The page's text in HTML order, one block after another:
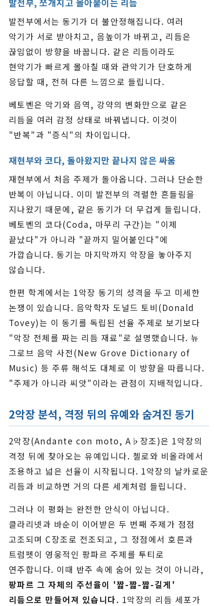
발전부에서는 동기가 더 불안정해집니다. 여러
악기가 서로 받아치고, 음높이가 바뀌고, 리듬은
끊임없이 방향을 바꿉니다. 같은 리듬이라도
현악기가 빠르게 몰아칠 때와 관악기가 단호하게
응답할 때, 전혀 다른 느낌으로 들립니다.
베토벤은 악기와 음역, 강약의 변화만으로 같은
리듬을 여러 감정 상태로 바꿔냅니다. 이것이
"반복"과 "증식"의 차이입니다.
재현부와 코다, 돌아왔지만 끝나지 않은 싸움
재현부에서 처음 주제가 돌아옵니다. 그러나 단순한
반복이 아닙니다. 이미 발전부의 격렬한 흔들림을
지나왔기 때문에, 같은 동기가 더 무겁게 들립니다.
베토벤의 코다(Coda, 마무리 구간)는 "이제
끝났다"가 아니라 "끝까지 밀어붙인다"에
가깝습니다. 동기는 마지막까지 악장을 놓아주지
않습니다.
한편 학계에서는 1악장 동기의 성격을 두고 미세한
논쟁이 있습니다. 음악학자 도널드 토비(Donald
Tovey)는 이 동기를 독립된 선율 주제로 보기보다
"악장 전체를 짜는 리듬 재료"로 설명했습니다. 뉴
그로브 음악 사전(New Grove Dictionary of
Music) 등 주류 해석도 대체로 이 방향을 따릅니다.
"주제가 아니라 씨앗"이라는 관점이 지배적입니다.
2악장 분석, 격정 뒤의 유예와 숨겨진 동기
2악장(Andante con moto, A♭장조)은 1악장의
격정 뒤에 찾아오는 유예입니다. 첼로와 비올라에서
조용하고 넓은 선율이 시작됩니다. 1악장의 날카로운
리듬과 비교하면 거의 다른 세계처럼 들립니다.
그러나 이 평화는 완전한 안식이 아닙니다.
클라리넷과 바순이 이어받은 두 번째 주제가 점점
고조되며 C장조로 전조되고, 그 정점에서 호른과
트럼펫이 영웅적인 팡파르 주제를 투티로
연주합니다. 이때 반주 속에 숨어 있는 것이 아니라,
팡파르 그 자체의 주선율이 '짧-짧-짧-길게'
리듬으로 만들어져 있습니다. 1악장의 리듬 세포가